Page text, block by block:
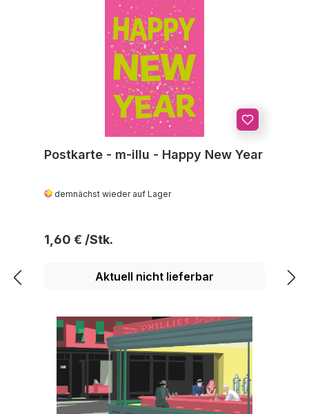
Postkarte - m-illu - Happy New Year
demnächst wieder auf Lager
Regulärer Preis:
1,60 €
Aktuell nicht lieferbar